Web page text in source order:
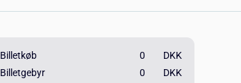
Billetkøb 0
DKK
Billetgebyr
0 DKK